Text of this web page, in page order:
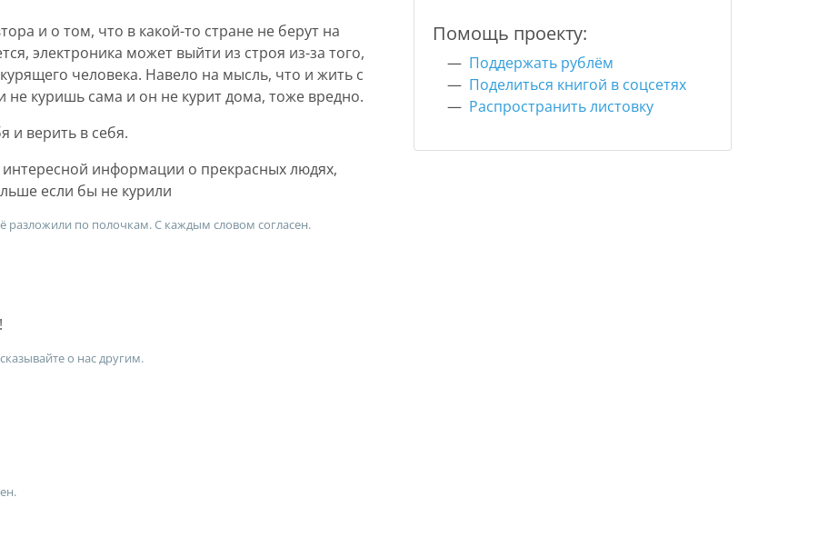
и о том, что в какой-то стране не берут на
электроника может выйти из строя из-за того,
человека. Навело на мысль, что и жить с
куришь сама и он не курит дома, тоже вредно.
и верить в себя.
информации о прекрасных людях,
если бы не курили
разложили по полочкам. С каждым словом согласен.
о нас другим.
Помощь проекту:
Поддержать рублём
Поделиться книгой в соцсетях
Распространить листовку